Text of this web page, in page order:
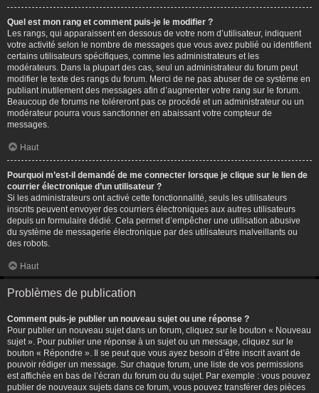
Quel est mon rang et comment puis-je le modifier ?
Les rangs, qui apparaissent en dessous de votre nom d’utilisateur, indiquent
votre activité selon le nombre de messages que vous avez publié ou identifient
certains utilisateurs spécifiques, comme les administrateurs et les
modérateurs. Dans la plupart des cas, seul un administrateur du forum peut
modifier le texte des rangs du forum. Merci de ne pas abuser de ce système en
publiant inutilement des messages afin d’augmenter votre rang sur le forum.
Beaucoup de forums ne toléreront pas ce procédé et un administrateur ou un
modérateur pourra vous sanctionner en abaissant votre compteur de
messages.
Haut
Pourquoi m’est-il demandé de me connecter lorsque je clique sur le lien de
courrier électronique d’un utilisateur ?
Si les administrateurs ont activé cette fonctionnalité, seuls les utilisateurs
inscrits peuvent envoyer des courriers électroniques aux autres utilisateurs
depuis un formulaire dédié. Cela permet d’empêcher une utilisation abusive
du système de messagerie électronique par des utilisateurs malveillants ou
des robots.
Haut
Problèmes de publication
Comment puis-je publier un nouveau sujet ou une réponse ?
Pour publier un nouveau sujet dans un forum, cliquez sur le bouton « Nouveau
sujet ». Pour publier une réponse à un sujet ou un message, cliquez sur le
bouton « Répondre ». Il se peut que vous ayez besoin d’être inscrit avant de
pouvoir rédiger un message. Sur chaque forum, une liste de vos permissions
est affichée en bas de l’écran du forum ou du sujet. Par exemple : vous pouvez
publier de nouveaux sujets dans ce forum, vous pouvez transférer des pièces